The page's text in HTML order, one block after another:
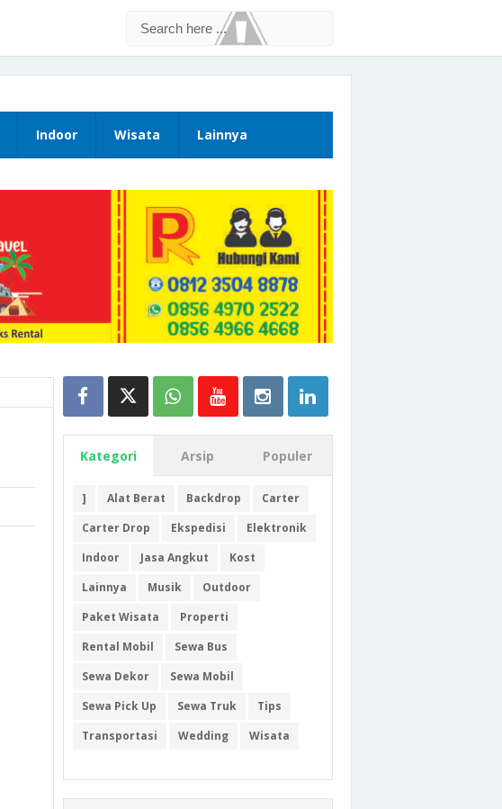
Indoor Wisata Lainnya
Kategori Arsip Populer
] Alat Berat Backdrop
Carter
Carter Drop
Ekspedisi
Elektronik
Indoor
Jasa Angkut
Kost
Lainnya
Musik
Outdoor
Paket Wisata
Properti
Rental Mobil
Sewa Bus
Sewa Dekor
Sewa Mobil
Sewa Pick Up
Sewa Truk
Tips
Transportasi
Wedding Wisata